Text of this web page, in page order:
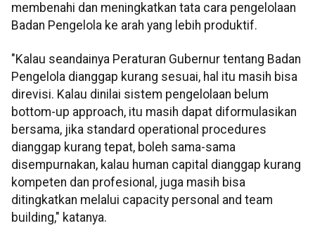
membenahi dan meningkatkan tata cara pengelolaan
Badan Pengelola ke arah yang lebih produktif.
"Kalau seandainya Peraturan Gubernur tentang Badan
Pengelola dianggap kurang sesuai, hal itu masih bisa
direvisi. Kalau dinilai sistem pengelolaan belum
bottom-up approach, itu masih dapat diformulasikan
bersama, jika standard operational procedures
dianggap kurang tepat, boleh sama-sama
disempurnakan, kalau human capital dianggap kurang
kompeten dan profesional, juga masih bisa
ditingkatkan melalui capacity personal and team
building," katanya.